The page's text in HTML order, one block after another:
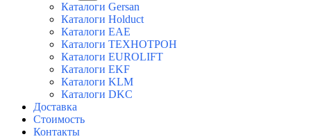
Каталоги Gersan
Каталоги Holduct
Каталоги EAE
Каталоги ТЕХНОТРОН
Каталоги EUROLIFT
Каталоги EKF
Каталоги KLM
Каталоги DKC
Доставка
Стоимость
Контакты